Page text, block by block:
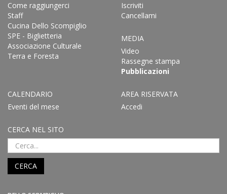
Come raggiungerci
Staff
Cucina Dello Scompiglio
SPE - Biglietteria
Associazione Culturale
Terra e Foresta
Iscriviti
Cancellami
MEDIA
Video
Rassegne stampa
Pubblicazioni
CALENDARIO
Eventi del mese
AREA RISERVATA
Accedi
CERCA NEL SITO
CERCA